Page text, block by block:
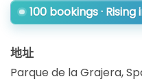
100 bookings ·
地址
Parque de la Grajera,